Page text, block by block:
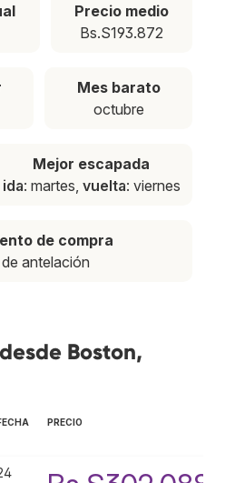
Precio medio
Bs.S193.872
Mes barato
octubre
Mejor escapada
ida: martes, vuelta: viernes
de compra
antelación
Boston,
PRECIO